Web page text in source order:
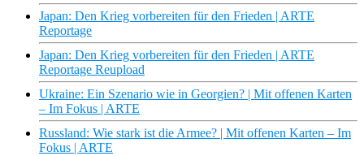
Japan: Den Krieg vorbereiten für den Frieden | ARTE
Reportage
Japan: Den Krieg vorbereiten für den Frieden | ARTE
Reportage Reupload
Ukraine: Ein Szenario wie in Georgien? | Mit offenen Karten
– Im Fokus | ARTE
Russland: Wie stark ist die Armee? | Mit offenen Karten – Im
Fokus | ARTE